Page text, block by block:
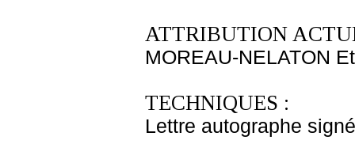
ATTRIBUTION
MOREAU-NELATON
TECHNIQUES :
Lettre autographe